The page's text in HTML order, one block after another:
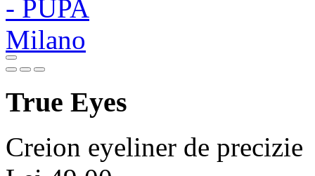
True Eyes
Creion eyeliner de precizie